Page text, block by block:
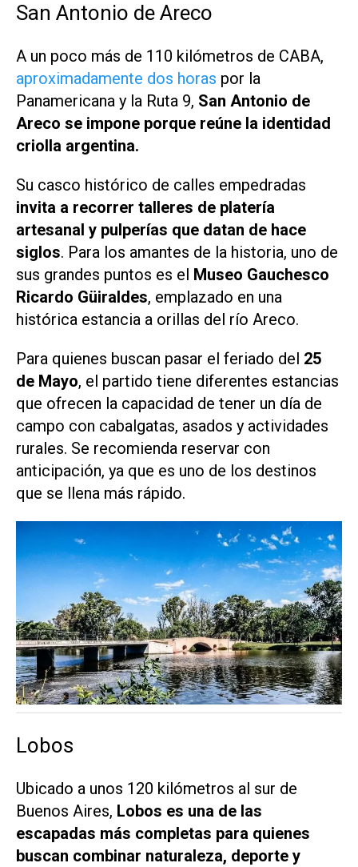
San Antonio de Areco
A un poco más de 110 kilómetros de CABA,
aproximadamente dos horas por la
Panamericana y la Ruta 9, San Antonio de
Areco se impone porque reúne la identidad
criolla argentina.
Su casco histórico de calles empedradas
invita a recorrer talleres de platería
artesanal y pulperías que datan de hace
siglos. Para los amantes de la historia, uno de
sus grandes puntos es el Museo Gauchesco
Ricardo Güiraldes, emplazado en una
histórica estancia a orillas del río Areco.
Para quienes buscan pasar el feriado del 25
de Mayo, el partido tiene diferentes estancias
que ofrecen la capacidad de tener un día de
campo con cabalgatas, asados y actividades
rurales. Se recomienda reservar con
anticipación, ya que es uno de los destinos
que se llena más rápido.
Lobos
Ubicado a unos 120 kilómetros al sur de
Buenos Aires, Lobos es una de las
escapadas más completas para quienes
buscan combinar naturaleza, deporte y